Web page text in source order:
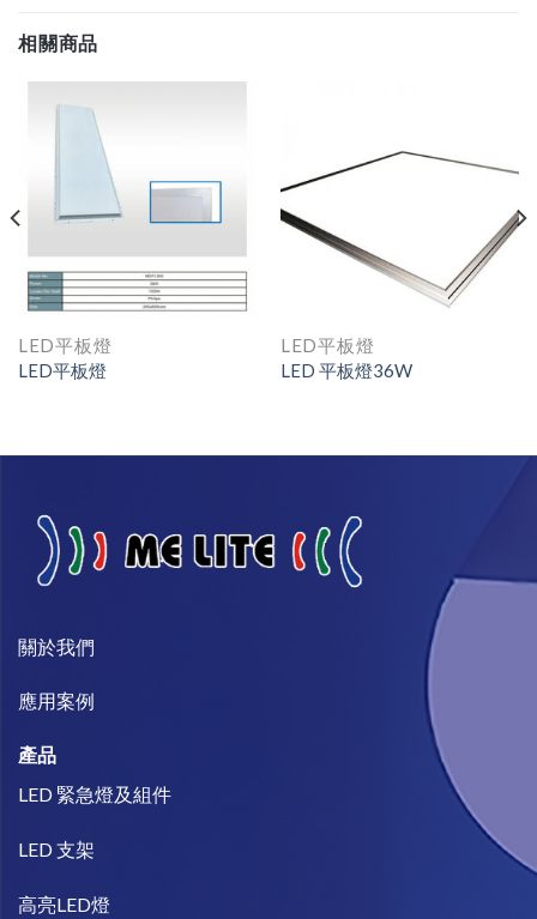
相關商品
LED平板燈
LED平板燈
LED平板燈
LED 平板燈36W
關於我們​
​應用案例
產品
LED 緊急燈及組件
LED 支架
高亮LED燈